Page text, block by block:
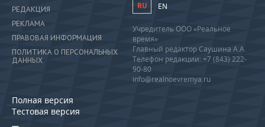
РЕДАКЦИЯ
РЕКЛАМА
ПРАВОВАЯ ИНФОРМАЦИЯ
ПОЛИТИКА О ПЕРСОНАЛЬНЫХ
ДАННЫХ
Полная версия
Тестовая версия
RU EN
Учредитель ООО «Реальное
время»
Главный редактор Саушина А.А.
Телефон редакции: +7 (843) 222-
90-80
info@realnoevremya.ru